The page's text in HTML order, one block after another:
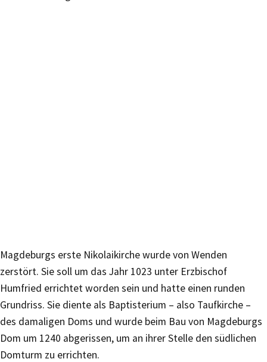
Magdeburgs erste Nikolaikirche wurde von Wenden
zerstört. Sie soll um das Jahr 1023 unter Erzbischof
Humfried errichtet worden sein und hatte einen runden
Grundriss. Sie diente als Baptisterium – also Taufkirche –
des damaligen Doms und wurde beim Bau von Magdeburgs
Dom um 1240 abgerissen, um an ihrer Stelle den südlichen
Domturm zu errichten.